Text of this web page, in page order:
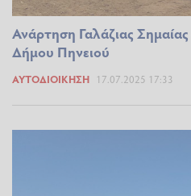
Ανάρτηση Γαλάζιας
Δήμου Πηνειού
ΑΥΤΟΔΙΟΊΚΗΣΗ 17.07.2025 17:33